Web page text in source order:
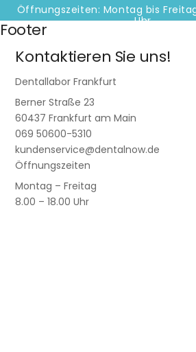
Öffnungszeiten: Montag bis
Uhr
Footer
Kontaktieren Sie uns!
Dentallabor Frankfurt
Berner Straße 23
60437 Frankfurt am Main
069 50600-5310
kundenservice@dentalnow.de
Öffnungszeiten
Montag – Freitag
8.00 – 18.00 Uhr